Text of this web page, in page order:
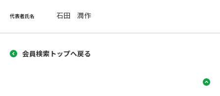
代表者氏名 石田 潤作
会員検索トップへ戻る